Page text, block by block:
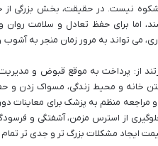
نیست. در حقیقت، بخش بزرگی از
اما برای حفظ تعادل و سلامت
می تواند به مرور زمان منجر به
از: پرداخت به موقع قبوض و
خانه و محیط زندگی، مسواک زدن و
منظم به پزشک برای معاینات
از استرس مزمن، آشفتگی و
ایجاد مشکلات بزرگ تر و جدی تر